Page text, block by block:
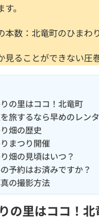
。
本数：北竜町のひまわ
見ることができない圧
の里はココ！北竜町
旅するなら早めのレン
畑の歴史
まつり開催
畑の見頃はいつ？
予約はお済みですか？
の撮影方法
の里はココ！北